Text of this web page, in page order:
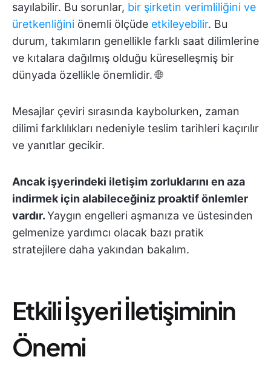
sayılabilir. Bu sorunlar, bir şirketin verimliliğini ve
üretkenliğini önemli ölçüde etkileyebilir. Bu
durum, takımların genellikle farklı saat dilimlerine
ve kıtalara dağılmış olduğu küreselleşmiş bir
dünyada özellikle önemlidir. 🌐
Mesajlar çeviri sırasında kaybolurken, zaman
dilimi farklılıkları nedeniyle teslim tarihleri kaçırılır
ve yanıtlar gecikir.
Ancak işyerindeki iletişim zorluklarını en aza
indirmek için alabileceğiniz proaktif önlemler
vardır.Yaygın engelleri aşmanıza ve üstesinden
gelmenize yardımcı olacak bazı pratik
stratejilere daha yakından bakalım.
Etkili İşyeri İletişiminin
Önemi